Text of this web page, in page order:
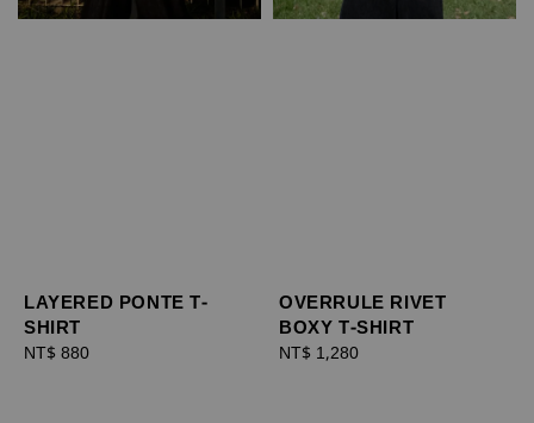
LAYERED PONTE T-
SHIRT
Regular
NT$ 880
OVERRULE RIVET
BOXY T-SHIRT
Regular
NT$ 1,280